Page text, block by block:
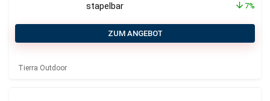
stapelbar
7%
ZUM ANGEBOT
Tierra Outdoor